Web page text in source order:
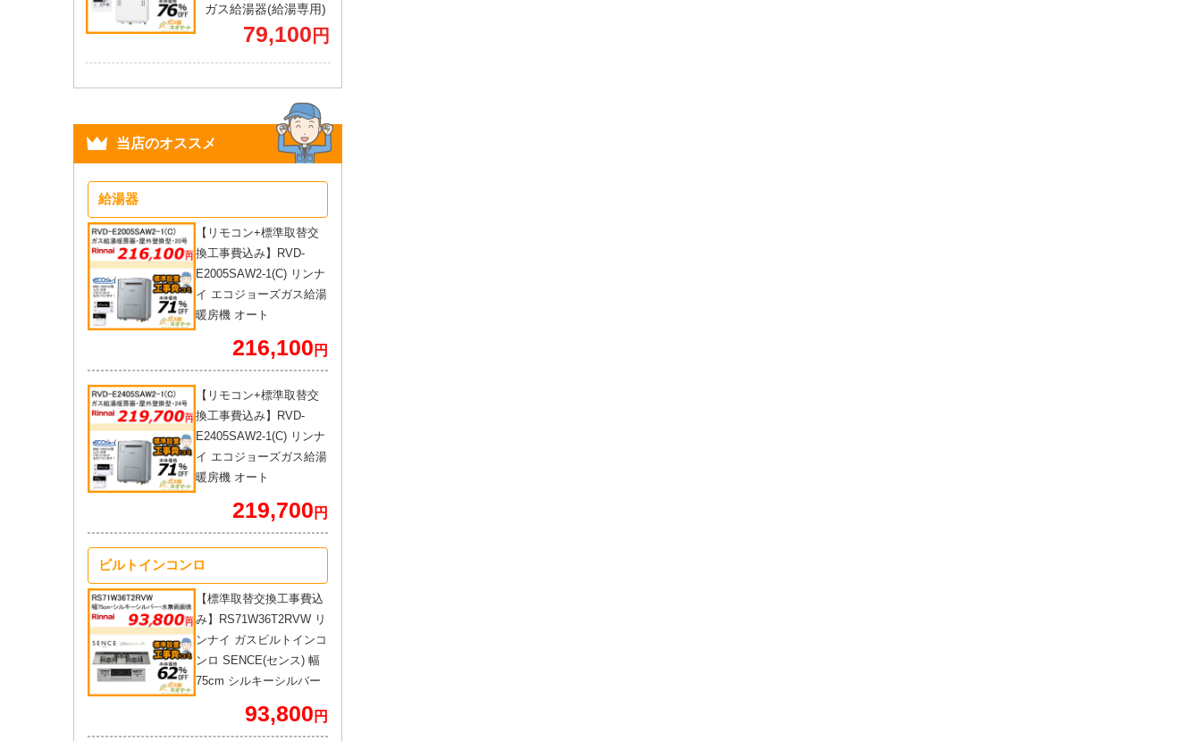
ガス給湯器(給湯専用)
79,100 円
当店のオススメ
給湯器
【リモコン+標準取替交
換工事費込み】RVD-
E2005SAW2-1(C) リンナ
イ エコジョーズガス給湯
暖房機 オート
216,100 円
【リモコン+標準取替交
換工事費込み】RVD-
E2405SAW2-1(C) リンナ
イ エコジョーズガス給湯
暖房機 オート
219,700 円
ビルトインコンロ
【標準取替交換工事費込
み】RS71W36T2RVW リ
ンナイ ガスビルトインコ
ンロ SENCE(センス) 幅
75cm シルキーシルバー
93,800 円